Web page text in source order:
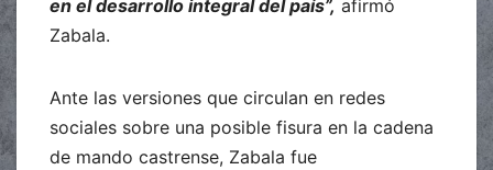
en el desarrollo integral del país”, afirmó
Zabala.
Ante las versiones que circulan en redes
sociales sobre una posible fisura en la cadena
de mando castrense, Zabala fue